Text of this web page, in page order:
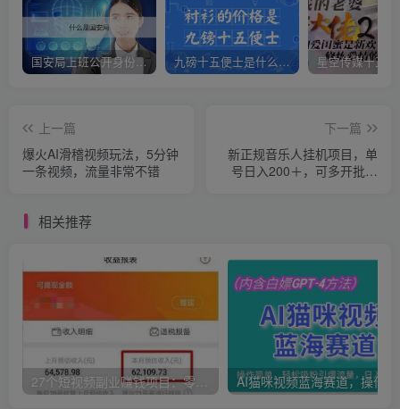
国安局上班公开身份是什么（国安身份对家人保密吗） 九磅十五便士是什么意思（九磅十五便士是什么梗）
上一篇
爆火AI滑稽视频玩法，5分钟
一条视频，流量非常不错
下一篇
新正规音乐人挂机项目，单
号日入200＋，可多开批量
相关推荐